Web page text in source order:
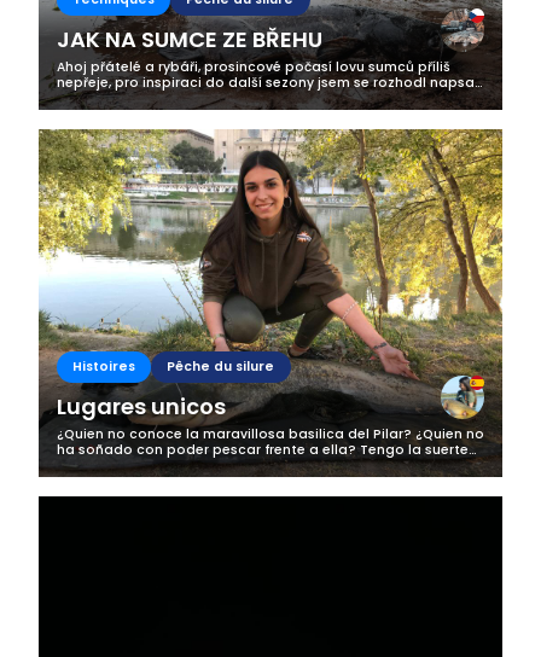
JAK NA SUMCE ZE BŘEHU
Ahoj přátelé a rybáři, prosincové počasí lovu sumců příliš
nepřeje, pro inspiraci do další sezony jsem se rozhodl napsat
vám alespoň článek na toto téma. Snad každý rybář má
skrytou touhu poměřit...
Histoires Pêche du silure
Lugares unicos
¿Quien no conoce la maravillosa basilica del Pilar? ¿Quien no
ha soñado con poder pescar frente a ella? Tengo la suerte
de poder vivir en Zaragoza, y gracias a ello tener el Río Ebro
en casa. Y...